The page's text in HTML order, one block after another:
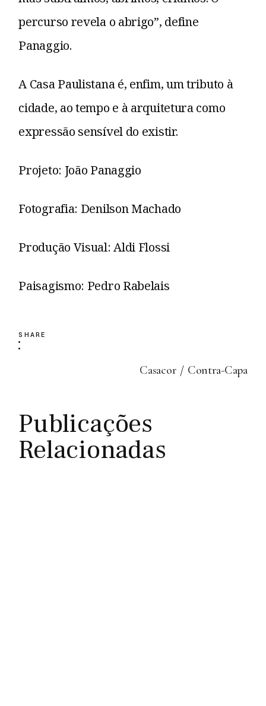
percurso revela o abrigo”, define
Panaggio.
A Casa Paulistana é, enfim, um tributo à
cidade, ao tempo e à arquitetura como
expressão sensível do existir.
Projeto: João Panaggio
Fotografia: Denilson Machado
Produção Visual: Aldi Flossi
Paisagismo: Pedro Rabelais
SHARE
Casacor Contra-Capa
Publicações
Relacionadas